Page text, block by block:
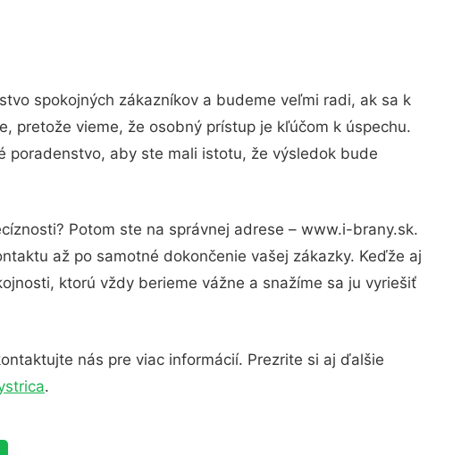
spokojných zákazníkov a budeme veľmi radi, ak sa k
pretože vieme, že osobný prístup je kľúčom k úspechu.
poradenstvo, aby ste mali istotu, že výsledok bude
Potom ste na správnej adrese – www.i-brany.sk.
až po samotné dokončenie vašej zákazky. Keďže aj
ktorú vždy berieme vážne a snažíme sa ju vyriešiť
nás pre viac informácií. Prezrite si aj ďalšie
.